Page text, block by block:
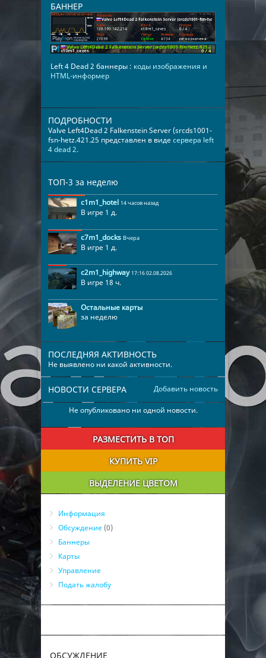
БАННЕР
Left 4 Dead 2 баннеры : коды изображения и
HTML-информер
ПОДРОБНОСТИ
Valve Left4Dead 2 Falkenstein Server (srcds1001-
fsn-hetz.421.25 представлен в видесервера left
4 dead 2.
ТОП-3 за неделю
c1m1_hotel 14 часов назад
В игре 1 д.
c7m1_docks Вчера
В игре 1 д.
c2m1_highway 17:16 02.08.2026
В игре 18 ч.
Остальные карты
за неделю
ПОСЛЕДНЯЯ АКТИВНОСТЬ
Не выявлено ни какой активности.
Добавить новость
НОВОСТИ СЕРВЕРА
Не опубликовано ни одной новости.
РАЗМЕСТИТЬ В ТОП
КУПИТЬ VIP
ВЫДЕЛЕНИЕ ЦВЕТОМ
Информация
Обсуждение (0)
Баннеры
Карты
Управление
Подать жалобу
ОБСУЖДЕНИЕ